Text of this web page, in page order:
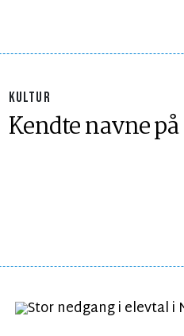
KULTUR
Kendte navne